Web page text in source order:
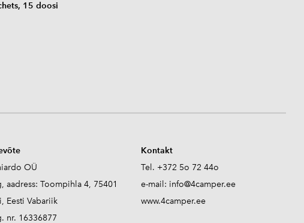
15 doosi
OÜ
aadress: Toompihla 4, 75401
Eesti Vabariik
nr. 16336877
Kontakt
Tel. +372 5o 72 44o
e-mail: info@4camper.ee
www.4camper.ee